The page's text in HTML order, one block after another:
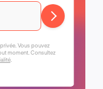
Vous pouvez
moment. Consultez
.